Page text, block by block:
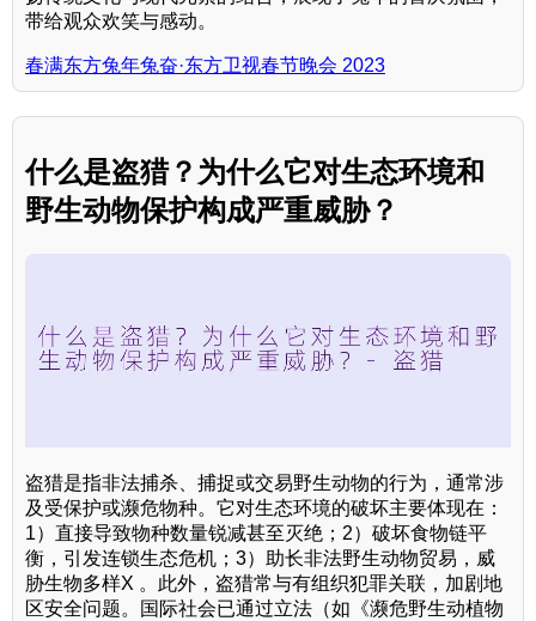
带给观众欢笑与感动。
春满东方兔年兔奋·东方卫视春节晚会 2023
什么是盗猎？为什么它对生态环境和
野生动物保护构成严重威胁？
盗猎是指非法捕杀、捕捉或交易野生动物的行为，通常涉
及受保护或濒危物种。它对生态环境的破坏主要体现在：
1）直接导致物种数量锐减甚至灭绝；2）破坏食物链平
衡，引发连锁生态危机；3）助长非法野生动物贸易，威
胁生物多样X 。此外，盗猎常与有组织犯罪关联，加剧地
区安全问题。国际社会已通过立法（如《濒危野生动植物